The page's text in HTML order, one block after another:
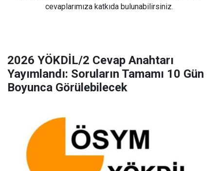
cevaplarımıza katkıda bulunabilirsiniz.
2026 YÖKDİL/2 Cevap Anahtarı
Yayımlandı: Soruların Tamamı 10 Gün
Boyunca Görülebilecek